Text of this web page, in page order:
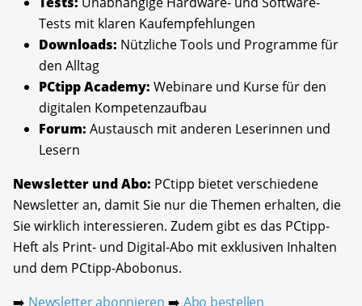
Tests mit klaren Kaufempfehlungen
Downloads: Nützliche Tools und Programme für
den Alltag
PCtipp Academy: Webinare und Kurse für den
digitalen Kompetenzaufbau
Forum: Austausch mit anderen Leserinnen und
Lesern
Newsletter und Abo: PCtipp bietet verschiedene
Newsletter an, damit Sie nur die Themen erhalten, die
Sie wirklich interessieren. Zudem gibt es das PCtipp-
Heft als Print- und Digital-Abo mit exklusiven Inhalten
und dem PCtipp-Abobonus.
➡️ Newsletter abonnieren ➡️ Abo bestellen